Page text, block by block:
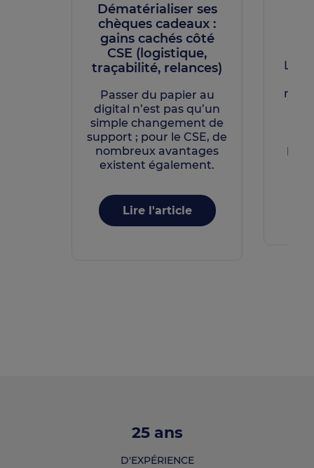
Dématérialiser ses
chèques cadeaux :
gains cachés côté
CSE (logistique,
traçabilité, relances)
Passer du papier au
digital n’est pas qu’un
simple changement de
support ; pour le CSE, de
nombreux avantages
existent également.
Lire l'article
Le
25ans
D'EXPÉRIENCE